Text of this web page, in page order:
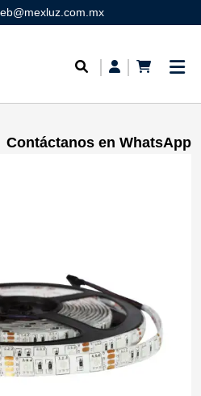
Contáctanos en WhatsApp